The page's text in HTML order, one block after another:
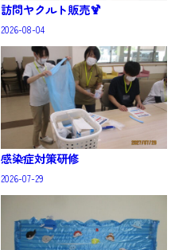
訪問ヤクルト販売🍹
2026-08-04
感染症対策研修
2026-07-29